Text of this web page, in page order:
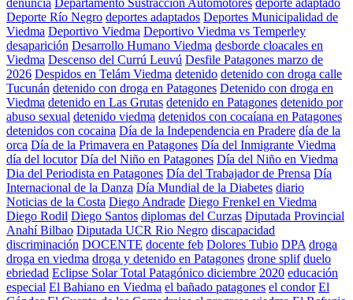
denuncia Departamento Sustracción Automotores deporte adaptado
Deporte Río Negro deportes adaptados Deportes Municipalidad de
Viedma Deportivo Viedma Deportivo Viedma vs Temperley
desaparición Desarrollo Humano Viedma desborde cloacales en
Viedma Descenso del Currú Leuvú Desfile Patagones marzo de
2026 Despidos en Telám Viedma detenido detenido con droga calle
Tucunán detenido con droga en Patagones Detenido con droga en
Viedma detenido en Las Grutas detenido en Patagones detenido por
abuso sexual detenido viedma detenidos con cocaíana en Patagones
detenidos con cocaina Día de la Independencia en Pradere día de la
orca Día de la Primavera en Patagones Día del Inmigrante Viedma
día del locutor Día del Niño en Patagones Día del Niño en Viedma
Dia del Periodista en Patagones Día del Trabajador de Prensa Día
Internacional de la Danza Día Mundial de la Diabetes diario
Noticias de la Costa Diego Andrade Diego Frenkel en Viedma
Diego Rodil Diego Santos diplomas del Curzas Diputada Provincial
Anahí Bilbao Diputada UCR Rio Negro discapacidad
discriminación DOCENTE docente feb Dolores Tubio DPA droga
droga en viedma droga y detenido en Patagones drone splif duelo
ebriedad Eclipse Solar Total Patagónico diciembre 2020 educación
especial El Bahiano en Viedma el bañado patagones el condor El